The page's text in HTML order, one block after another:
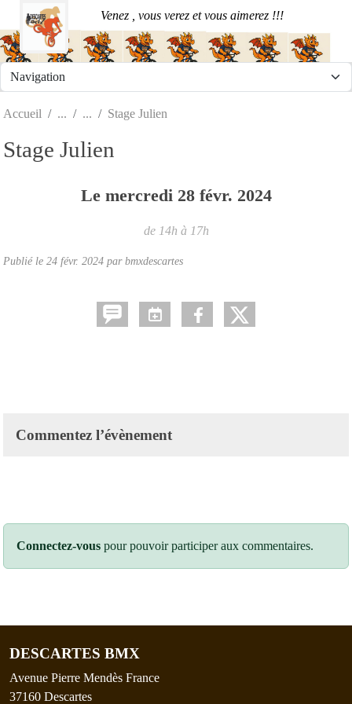
Venez , vous verez et vous aimerez !!!
Accueil Stage Julien
Stage Julien
Le mercredi 28 févr. 2024
de 14h à 17h
Publié le 24 févr. 2024 parbmxdescartes
Commentez l’évènement
Connectez-vous pour pouvoir participer aux commentaires.
DESCARTES BMX
Avenue Pierre Mendès France
37160 Descartes
Panneau de gestion des cookies